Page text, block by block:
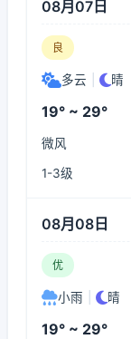
08月07日
良
多云 晴
19° ~ 29°
微风
1-3级
08月08日
优
小雨 晴
19° ~ 29°